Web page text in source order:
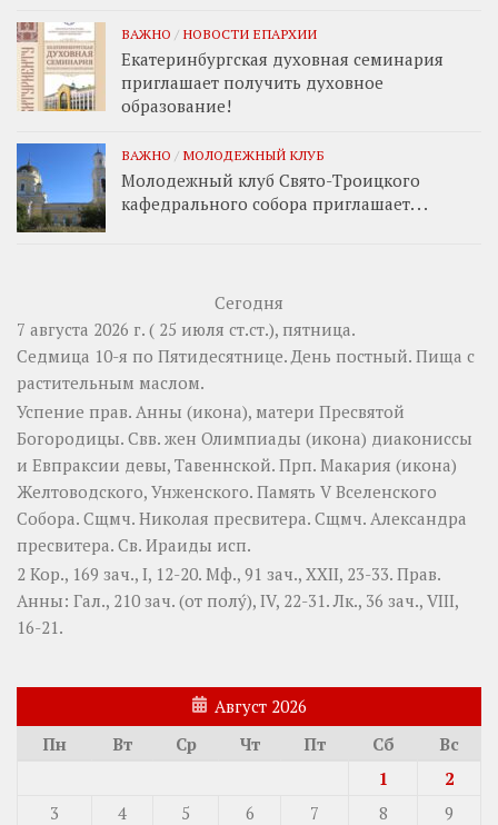
ВАЖНО / НОВОСТИ ЕПАРХИИ
Екатеринбургская духовная семинария
приглашает получить духовное
образование!
ВАЖНО / МОЛОДЕЖНЫЙ КЛУБ
Молодежный клуб Свято-Троицкого
кафедрального собора приглашает. . .
Сегодня
7 августа 2026 г. ( 25 июля ст.ст.), пятница.
Седмица 10-я по Пятидесятнице. День постный. Пища с
растительным маслом.
Успение прав. Анны (икона), матери Пресвятой
Богородицы. Свв. жен Олимпиады (икона) диакониссы
и Евпраксии девы, Тавеннской. Прп. Макария (икона)
Желтоводского, Унженского. Память V Вселенского
Собора. Сщмч. Николая пресвитера. Сщмч. Александра
пресвитера. Св. Ираиды исп.
2 Кор., 169 зач., I, 12-20. Мф., 91 зач., XXII, 23-33. Прав.
Анны: Гал., 210 зач. (от полу́), IV, 22-31. Лк., 36 зач., VIII,
16-21.
Август 2026
Пн
Вт Ср Чт Пт Сб
Вс
1
2
3
4 5 6 7 8
9